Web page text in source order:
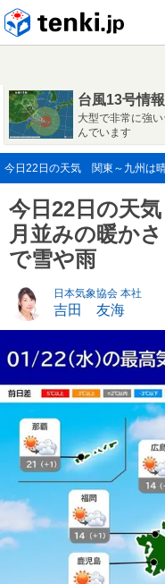
台風13号情報
大型で非常に強
んでいます
今日22日の天気 関東～九州は
今日22日の天
月並みの暖か
で雪や雨
日本気象協会 本社
吉田 友海